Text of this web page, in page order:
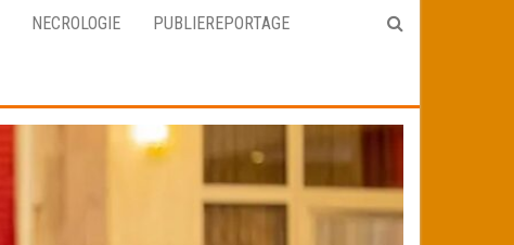
NECROLOGIE PUBLIEREPORTAGE